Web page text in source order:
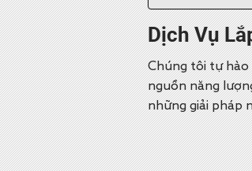
Dịch Vụ
Chúng tôi tự hào
nguồn năng
những giải pháp